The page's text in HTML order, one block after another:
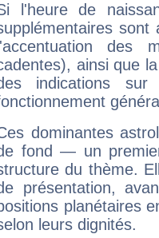
l'heure de
sont
l'accentuation des
ainsi que
indications sur
dominantes
fond — un
du thème.
présentation,
planétaires
leurs dignités.